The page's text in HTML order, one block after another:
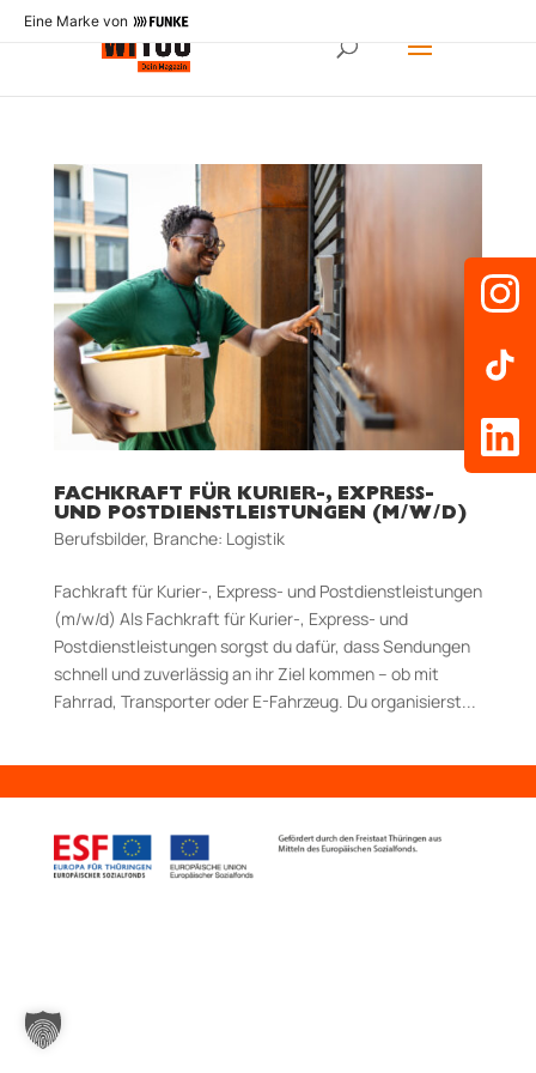
Eine Marke von
FACHKRAFT FÜR KURIER-, EXPRESS-
UND POSTDIENSTLEISTUNGEN (M/W/D)
Berufsbilder, Branche: Logistik
Fachkraft für Kurier-, Express- und Post­dienstleistungen
(m/w/d) Als Fachkraft für Kurier-, Express- und
Postdienstleistungen sorgst du dafür, dass Sendungen
schnell und zuverlässig an ihr Ziel kommen – ob mit
Fahrrad, Transporter oder E-Fahrzeug. Du organisierst...